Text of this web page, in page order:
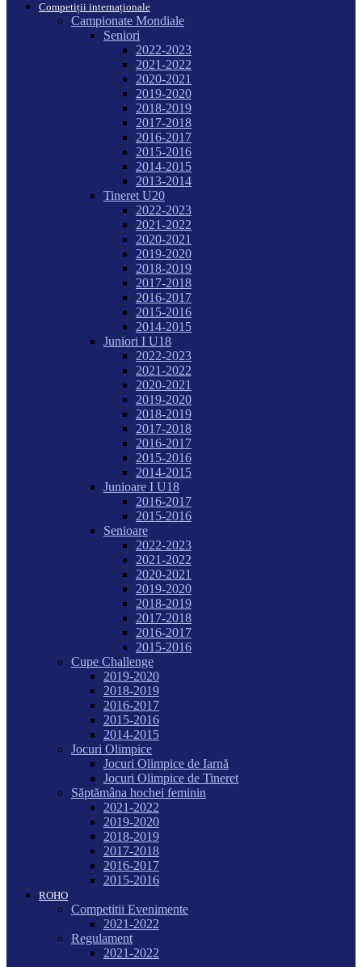
Competiții internaționale
Campionate Mondiale
Seniori
2022-2023
2021-2022
2020-2021
2019-2020
2018-2019
2017-2018
2016-2017
2015-2016
2014-2015
2013-2014
Tineret U20
2022-2023
2021-2022
2020-2021
2019-2020
2018-2019
2017-2018
2016-2017
2015-2016
2014-2015
Juniori I U18
2022-2023
2021-2022
2020-2021
2019-2020
2018-2019
2017-2018
2016-2017
2015-2016
2014-2015
Junioare I U18
2016-2017
2015-2016
Senioare
2022-2023
2021-2022
2020-2021
2019-2020
2018-2019
2017-2018
2016-2017
2015-2016
Cupe Challenge
2019-2020
2018-2019
2016-2017
2015-2016
2014-2015
Jocuri Olimpice
Jocuri Olimpice de Iarnă
Jocuri Olimpice de Tineret
Săptămâna hochei feminin
2021-2022
2019-2020
2018-2019
2017-2018
2016-2017
2015-2016
ROHO
Competitii Evenimente
2021-2022
Regulament
2021-2022